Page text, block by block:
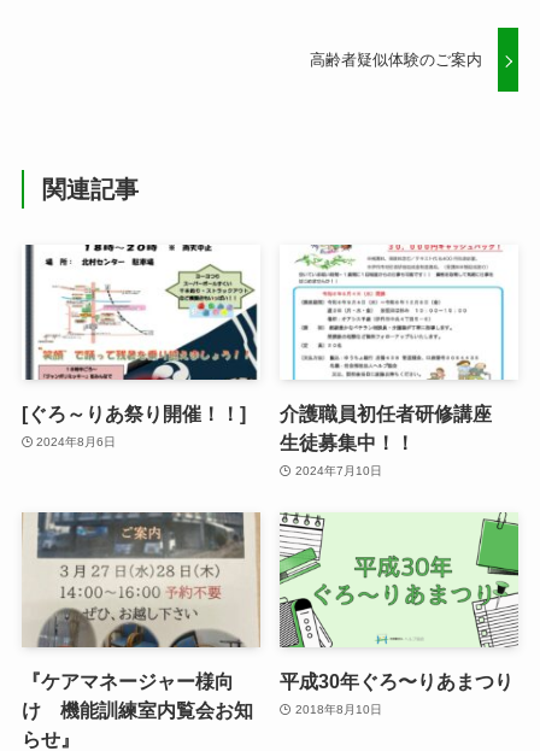
高齢者疑似体験のご案内
関連記事
[ぐろ～りあ祭り開催！！]
2024年8月6日
介護職員初任者研修講座
生徒募集中！！
2024年7月10日
『ケアマネージャー様向
け 機能訓練室内覧会お知
らせ』
平成30年ぐろ〜りあまつり
2018年8月10日